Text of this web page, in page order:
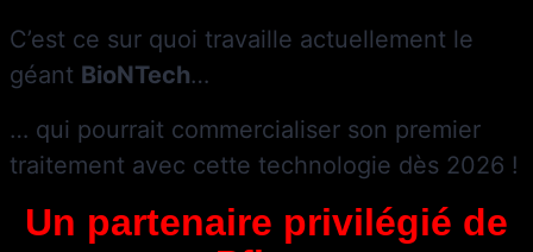
C’est ce sur quoi travaille actuellement le
géant BioNTech…
… qui pourrait commercialiser son premier
traitement avec cette technologie dès 2026 !
Un partenaire privilégié de